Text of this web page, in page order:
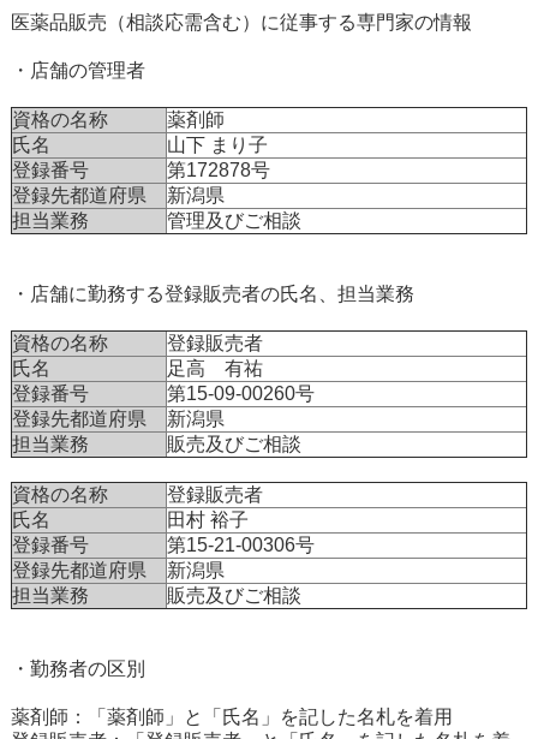
医薬品販売（相談応需含む）に従事する専門家の情報
・店舗の管理者
資格の名称
薬剤師
氏名
山下 まり子
登録番号
第172878号
登録先都道府県
新潟県
担当業務
管理及びご相談
・店舗に勤務する登録販売者の氏名、担当業務
資格の名称
登録販売者
氏名
足高 有祐
登録番号
第15-09-00260号
登録先都道府県
新潟県
担当業務
販売及びご相談
資格の名称
登録販売者
氏名
田村 裕子
登録番号
第15-21-00306号
登録先都道府県
新潟県
担当業務
販売及びご相談
・勤務者の区別
薬剤師：「薬剤師」と「氏名」を記した名札を着用